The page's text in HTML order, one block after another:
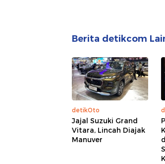
Berita detikcom
detikOto
Jajal Suzuki Grand
Vitara, Lincah Diajak
Manuver